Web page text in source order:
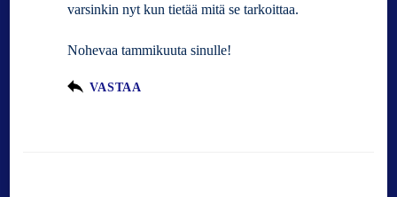
varsinkin nyt kun tietää mitä se tarkoittaa.
Nohevaa tammikuuta sinulle!
VASTAA